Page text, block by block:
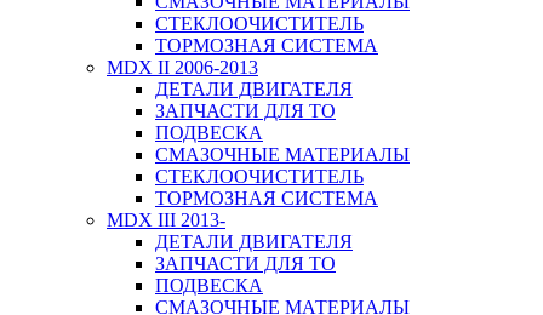
СТЕКЛООЧИСТИТЕЛЬ
ТОРМОЗНАЯ СИСТЕМА
MDX II 2006-2013
ДЕТАЛИ ДВИГАТЕЛЯ
ЗАПЧАСТИ ДЛЯ ТО
ПОДВЕСКА
СМАЗОЧНЫЕ МАТЕРИАЛЫ
СТЕКЛООЧИСТИТЕЛЬ
ТОРМОЗНАЯ СИСТЕМА
MDX III 2013-
ДЕТАЛИ ДВИГАТЕЛЯ
ЗАПЧАСТИ ДЛЯ ТО
ПОДВЕСКА
СМАЗОЧНЫЕ МАТЕРИАЛЫ